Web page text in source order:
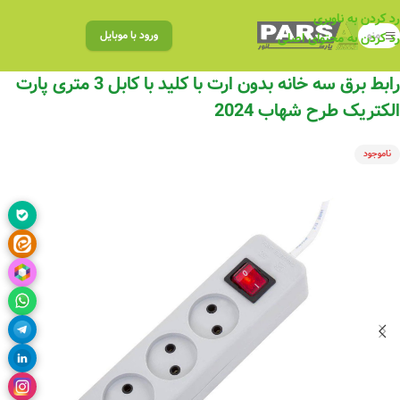
رد کردن به ناوبری
رد کردن به محتوای اصلی
منو ورود با موبایل
رابط برق سه خانه بدون ارت با کلید با کابل 3 متری پارت
الکتریک طرح شهاب 2024
ناموجود